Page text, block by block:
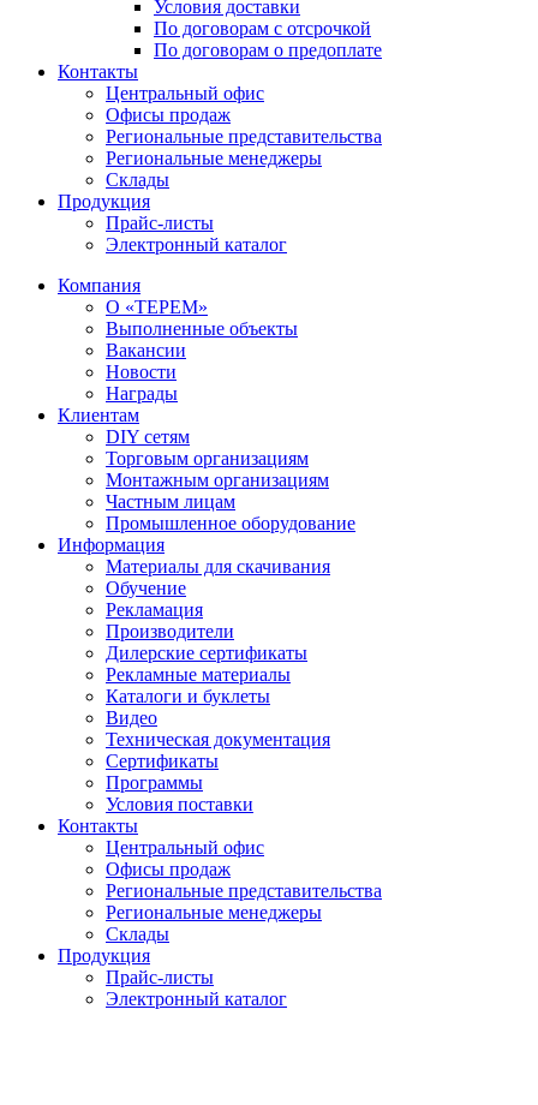
Условия доставки
По договорам с отсрочкой
По договорам о предоплате
Контакты
Центральный офис
Офисы продаж
Региональные представительства
Региональные менеджеры
Склады
Продукция
Прайс-листы
Электронный каталог
Компания
О «ТЕРЕМ»
Выполненные объекты
Вакансии
Новости
Награды
Клиентам
DIY сетям
Торговым организациям
Монтажным организациям
Частным лицам
Промышленное оборудование
Информация
Материалы для скачивания
Обучение
Рекламация
Производители
Дилерские сертификаты
Рекламные материалы
Каталоги и буклеты
Видео
Техническая документация
Сертификаты
Программы
Условия поставки
Контакты
Центральный офис
Офисы продаж
Региональные представительства
Региональные менеджеры
Склады
Продукция
Прайс-листы
Электронный каталог